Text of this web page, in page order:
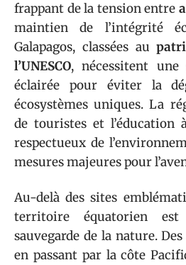
frappant de la tension entre
maintien de l’intégrité
Galapagos, classées au
l’UNESCO, nécessitent
éclairée pour éviter la
écosystèmes uniques. La
de touristes et l’éducation
respectueux de
mesures majeures pour
Au-delà des sites
territoire équatorien
sauvegarde de la nature.
en passant par la côte